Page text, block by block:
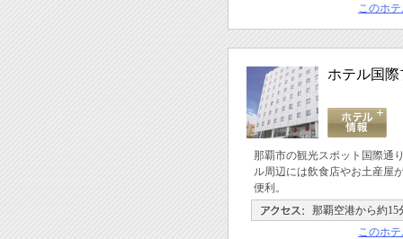
このホ
ホテル国際
那覇市の観光スポット国際通
ル周辺には飲食店やお土産屋
便利。
那覇空港から約15
このホ